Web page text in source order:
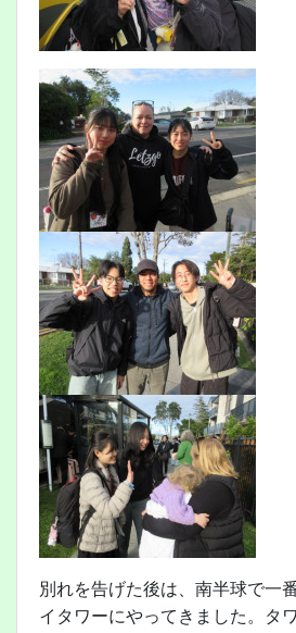
別れを告げた後は、南半球で一
イタワーにやってきました。タ